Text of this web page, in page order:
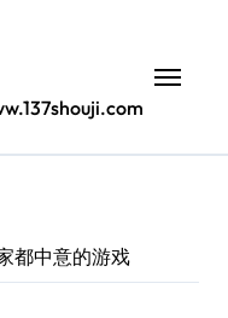
都中意的游戏